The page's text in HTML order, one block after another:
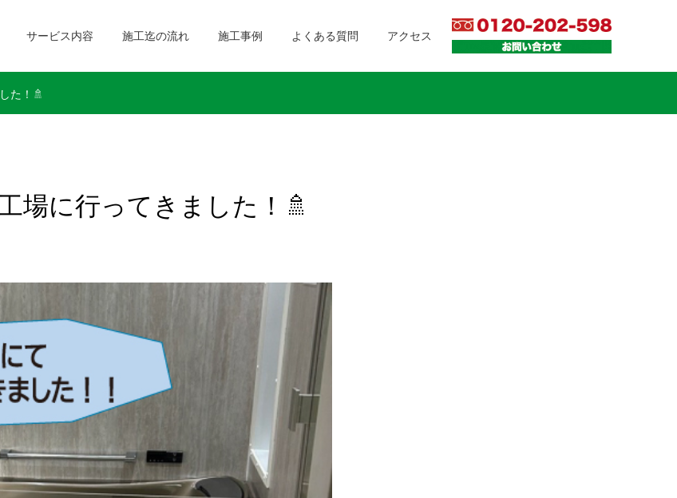
サービス内容 施工迄の流れ 施工事例 よくある質問 アクセス
た！🚿
場に行ってきました！🚿